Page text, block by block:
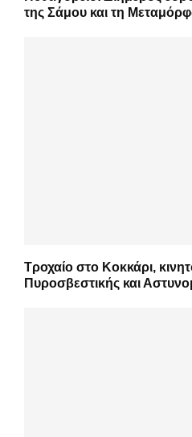
της Σάμου και τη
Τροχαίο στο Κοκκάρι,
Πυροσβεστικής και